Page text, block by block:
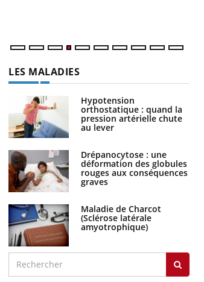
LES MALADIES
Hypotension
orthostatique : quand la
pression artérielle chute
au lever
Drépanocytose : une
déformation des globules
rouges aux conséquences
graves
Maladie de Charcot
(Sclérose latérale
amyotrophique)